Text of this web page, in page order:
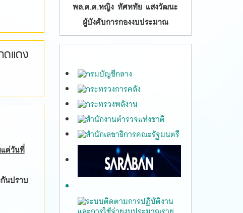
ดแดง
ต่วันที่
นปราบ
พล.ต.ต.หญิง ทัศหทัย แสงวัฒนะ
ผู้บังคับการกองงบประมาณ